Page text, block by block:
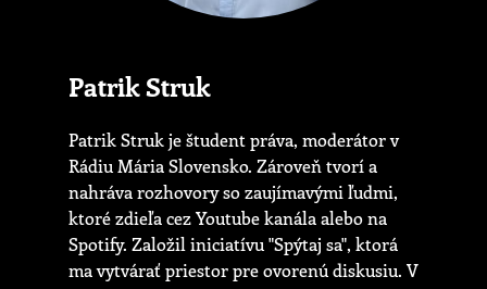
Patrik Struk
Patrik Struk je študent práva, moderátor v
Rádiu Mária Slovensko. Zároveň tvorí a
nahráva rozhovory so zaujímavými ľudmi,
ktoré zdieľa cez Youtube kanála alebo na
Spotify. Založil iniciatívu "Spýtaj sa", ktorá
ma vytvárať priestor pre ovorenú diskusiu. V